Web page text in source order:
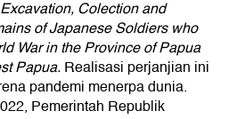
Colection and
of Japanese Soldiers who
War in the Province of Papua
Papua.Realisasi perjanjian ini
pandemi menerpa dunia.
Pemerintah Republik